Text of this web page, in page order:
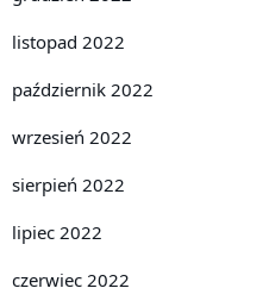
listopad 2022
październik 2022
wrzesień 2022
sierpień 2022
lipiec 2022
czerwiec 2022